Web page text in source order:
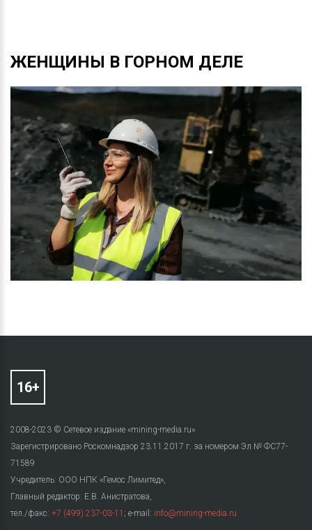
ЖЕНЩИНЫ В ГОРНОМ ДЕЛЕ
2008-2023 © Сетевое издание «mining-media.ru»
Зарегистрировано Роскомнадзор 23.11.2017 г. за номером Эл № ФС77-
71589
Учредитель: ООО НПК «Гемос Лимитед»,
Главный редактор: Е.В. Анистратова,
тел./факс: +7 (499) 237-03-11 ; e-mail: info@mining-media.ru